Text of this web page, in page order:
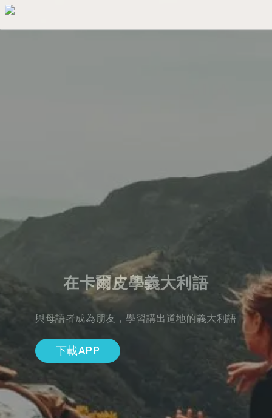
在卡爾皮學義大利語
與母語者成為朋友，學習講出道地的義大利語
下載APP